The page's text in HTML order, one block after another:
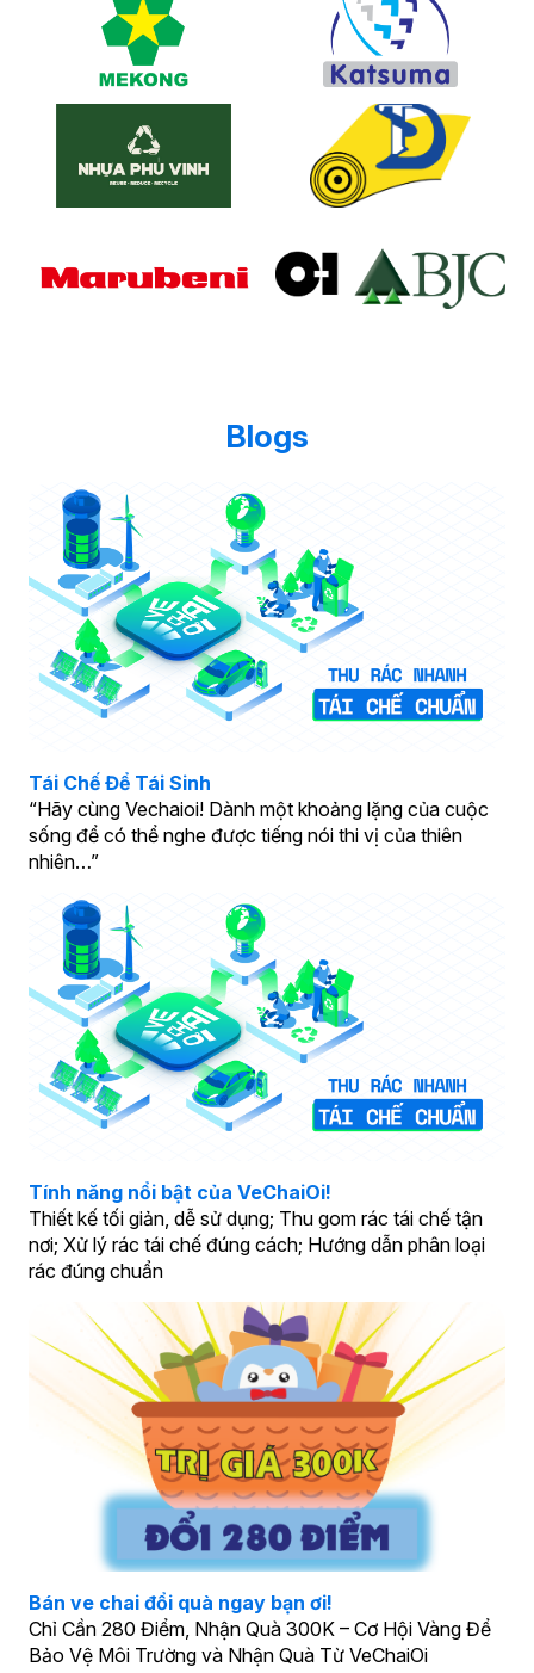
Blogs
Tái Chế Để Tái Sinh
“Hãy cùng Vechaioi! Dành một khoảng lặng của cuộc
sống để có thể nghe được tiếng nói thi vị của thiên
nhiên…”
Tính năng nổi bật của VeChaiOi!
Thiết kế tối giản, dễ sử dụng; Thu gom rác tái chế tận
nơi; Xử lý rác tái chế đúng cách; Hướng dẫn phân loại
rác đúng chuẩn
Bán ve chai đổi quà ngay bạn ơi!
Chỉ Cần 280 Điểm, Nhận Quà 300K – Cơ Hội Vàng Để
Bảo Vệ Môi Trường và Nhận Quà Từ VeChaiOi